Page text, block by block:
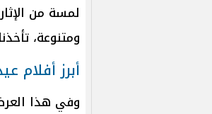
لمسة من
ومتنوعة،
أبرز أفلام
وفي هذا